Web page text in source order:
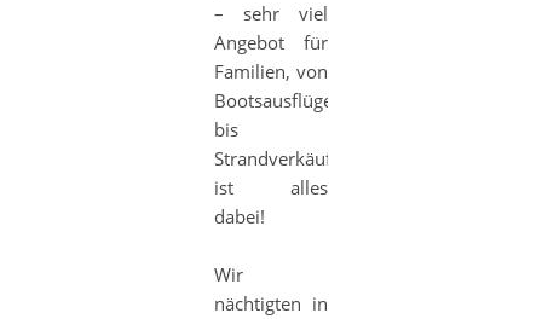
– sehr viel
Angebot für
Familien, von
Bootsausflügen
bis
Strandverkäufern
ist alles
dabei!
Wir
nächtigten in